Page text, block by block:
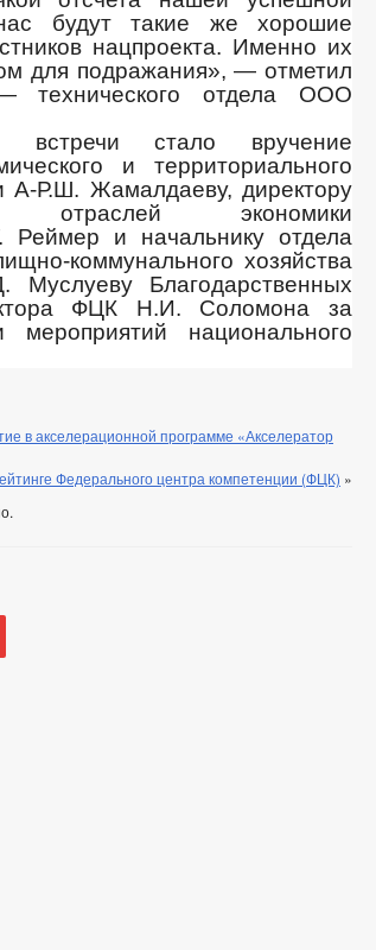
будут такие же хорошие
нацпроекта. Именно их
для подражания», — отметил
— технического отдела ООО
встречи стало вручение
и территориального
А-Р.Ш. Жамалдаеву, директору
отраслей экономики
Реймер и начальнику отдела
коммунального хозяйства
Муслуеву Благодарственных
ФЦК Н.И. Соломона за
мероприятий национального
в акселерационной программе «Акселератор
Федерального центра компетенции (ФЦК) »